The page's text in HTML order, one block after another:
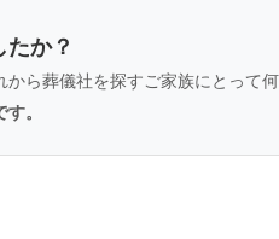
か？
ら葬儀社を探すご家族にとって
。